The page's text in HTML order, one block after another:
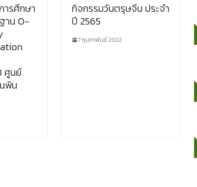
รศึกษา
าน O-
ศูนย์
พิน
กิจกรรมวันตรุษจีน ประจำ
ปี 2565
7 กุมภาพันธ์ 2022